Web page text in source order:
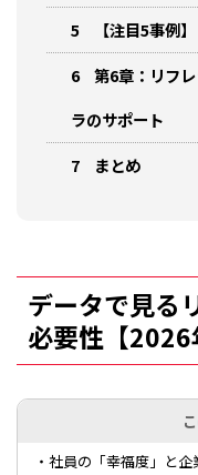
5
【注目5事例
6
第6章：リフ
ラのサポート
7
まとめ
データで見る
必要性【2026
・社員の「幸福度」と